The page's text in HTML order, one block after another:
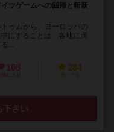
ツゲームへの回帰と斬新
ゥムから、ヨーロッパの
にすることは、各地に商
...
108
お気に入り
284
持ってる
下さい